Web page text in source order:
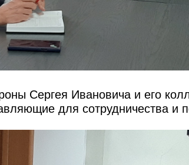
Сергея Ивановича и его
для сотрудничества и